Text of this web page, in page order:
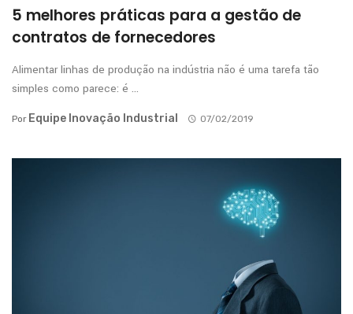
5 melhores práticas para a gestão de
contratos de fornecedores
Alimentar linhas de produção na indústria não é uma tarefa tão
simples como parece: é ...
Por Equipe Inovação Industrial 07/02/2019